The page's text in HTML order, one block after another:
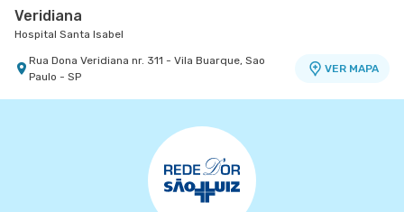
Veridiana
Hospital Santa Isabel
Rua Dona Veridiana nr. 311 - Vila Buarque, Sao
Paulo - SP
VER MAPA